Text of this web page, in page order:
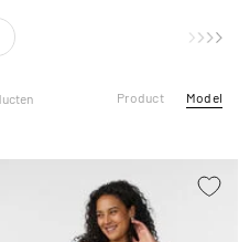
Product Model